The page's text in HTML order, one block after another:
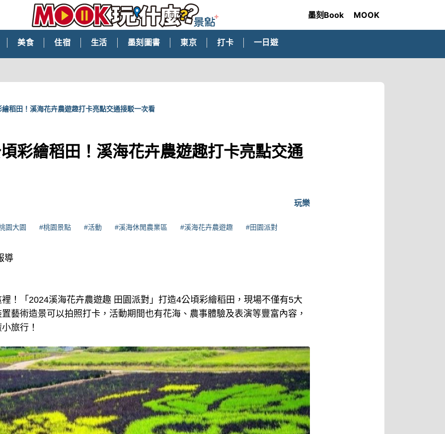
墨刻Book MOOK
美食 住宿 生活 墨刻圖書 東京 打卡 一日遊
稻田！溪海花卉農遊趣打卡亮點交通接駁一次看
彩繪稻田！溪海花卉農遊趣打卡亮點交通
玩樂
園大園 #桃園景點 #活動 #溪海休閒農業區 #溪海花卉農遊趣 #田園派對
導
！「2024溪海花卉農遊趣 田園派對」打造4公頃彩繪稻田，現場不僅有5大
藝術造景可以拍照打卡，活動期間也有花海、農事體驗及表演等豐富內容，
旅行！